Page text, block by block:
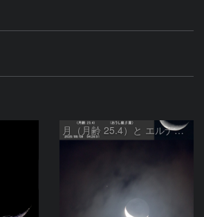
月（月齢 25.4）と エルナト（おうし座β星）